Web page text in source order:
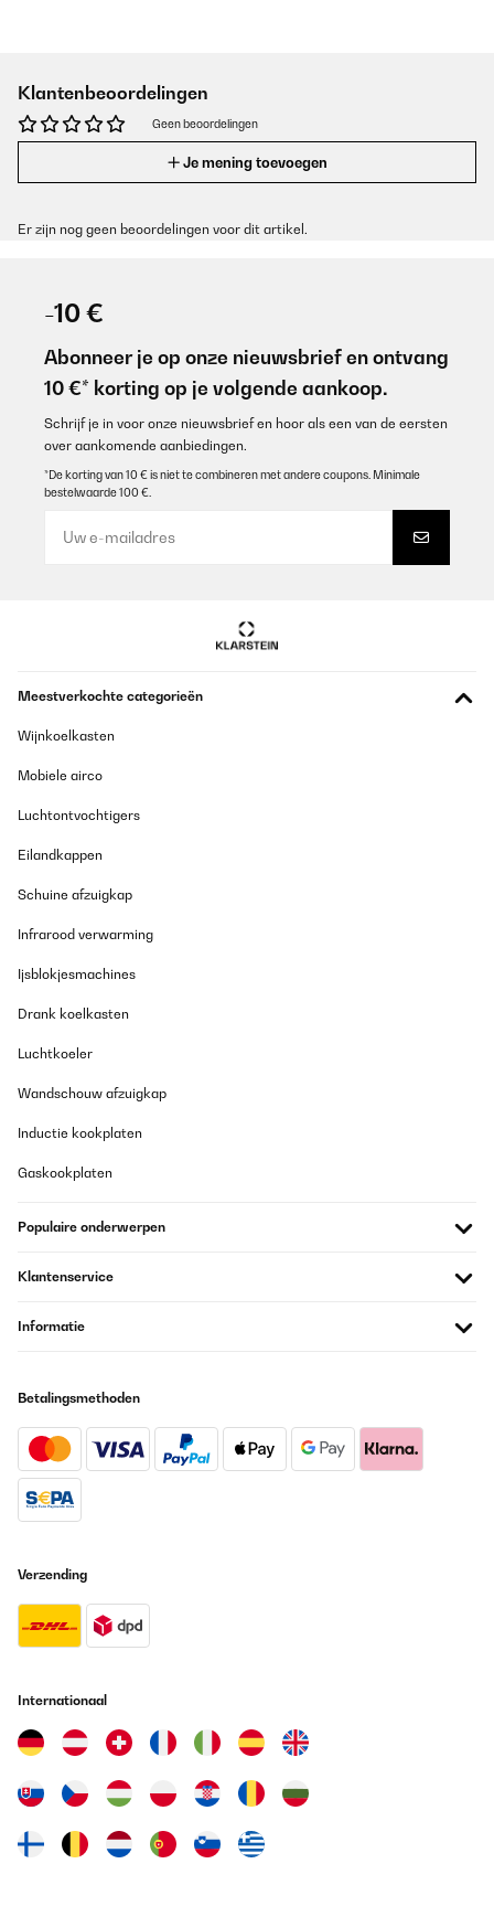
Klantenbeoordelingen
Geen beoordelingen
Je mening toevoegen
Er zijn nog geen beoordelingen voor dit artikel.
-10 €
Abonneer je op onze nieuwsbrief en ontvang
10 €* korting op je volgende aankoop.
Schrijf je in voor onze nieuwsbrief en hoor als een van de eersten
over aankomende aanbiedingen.
*De korting van 10 € is niet te combineren met andere coupons. Minimale
bestelwaarde 100 €.
Meestverkochte categorieën
Wijnkoelkasten
Mobiele airco
Luchtontvochtigers
Eilandkappen
Schuine afzuigkap
Infrarood verwarming
Ijsblokjesmachines
Drank koelkasten
Luchtkoeler
Wandschouw afzuigkap
Inductie kookplaten
Gaskookplaten
Populaire onderwerpen
Klantenservice
Informatie
Betalingsmethoden
Verzending
Internationaal